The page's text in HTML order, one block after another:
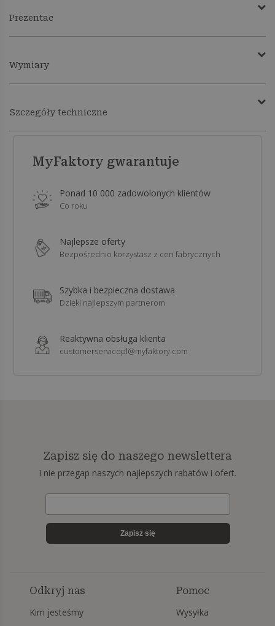
Prezentac
Wymiary
Szczegóły techniczne
MyFaktory gwarantuje
Ponad 10 000 zadowolonych klientów
Co roku
Najlepsze oferty
Bezpośrednio korzystasz z cen fabrycznych
Szybka i bezpieczna dostawa
Dzięki najlepszym partnerom
Reaktywna obsługa klienta
customerservicepl@myfaktory.com
Zapisz się do naszego newslettera
I nie przegap naszych najlepszych rabatów i ofert.
Zapisz się
Odkryj nas
Kim jesteśmy
Pomoc
Wysyłka